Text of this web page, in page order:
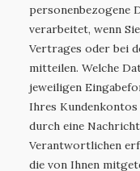
personenbezogene
verarbeitet, wenn
Vertrages oder bei
mitteilen. Welche
jeweiligen
Ihres
durch eine
Verantwortlichen
die von Ihnen